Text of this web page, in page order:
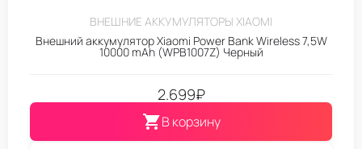
ВНЕШНИЕ АККУМУЛЯТОРЫ XIAOMI
Внешний аккумулятор Xiaomi Power Bank Wireless 7,5W
10000 mAh (WPB1007Z) Черный
2.699₽
В корзину